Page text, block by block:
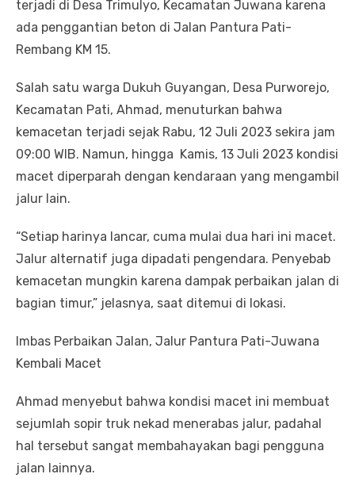
terjadi di Desa Trimulyo, Kecamatan Juwana karena
ada penggantian beton di Jalan Pantura Pati-
Rembang KM 15.
Salah satu warga Dukuh Guyangan, Desa Purworejo,
Kecamatan Pati, Ahmad, menuturkan bahwa
kemacetan terjadi sejak Rabu, 12 Juli 2023 sekira jam
09:00 WIB. Namun, hingga Kamis, 13 Juli 2023 kondisi
macet diperparah dengan kendaraan yang mengambil
jalur lain.
“Setiap harinya lancar, cuma mulai dua hari ini macet.
Jalur alternatif juga dipadati pengendara. Penyebab
kemacetan mungkin karena dampak perbaikan jalan di
bagian timur,” jelasnya, saat ditemui di lokasi.
Imbas Perbaikan Jalan, Jalur Pantura Pati-Juwana
Kembali Macet
Ahmad menyebut bahwa kondisi macet ini membuat
sejumlah sopir truk nekad menerabas jalur, padahal
hal tersebut sangat membahayakan bagi pengguna
jalan lainnya.